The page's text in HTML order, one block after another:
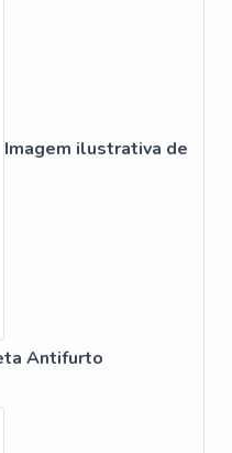
FAZER UMA
pode custar mais
da loja, dependendo da
Imagem ilustrativa de
Antifurto